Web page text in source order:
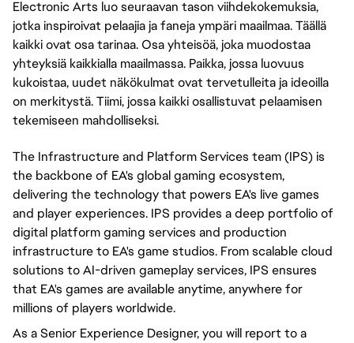
Electronic Arts luo seuraavan tason viihdekokemuksia,
jotka inspiroivat pelaajia ja faneja ympäri maailmaa. Täällä
kaikki ovat osa tarinaa. Osa yhteisöä, joka muodostaa
yhteyksiä kaikkialla maailmassa. Paikka, jossa luovuus
kukoistaa, uudet näkökulmat ovat tervetulleita ja ideoilla
on merkitystä. Tiimi, jossa kaikki osallistuvat pelaamisen
tekemiseen mahdolliseksi.
The Infrastructure and Platform Services team (IPS) is
the backbone of EA's global gaming ecosystem,
delivering the technology that powers EA's live games
and player experiences. IPS provides a deep portfolio of
digital platform gaming services and production
infrastructure to EA's game studios. From scalable cloud
solutions to AI-driven gameplay services, IPS ensures
that EA's games are available anytime, anywhere for
millions of players worldwide.
As a Senior Experience Designer, you will report to a